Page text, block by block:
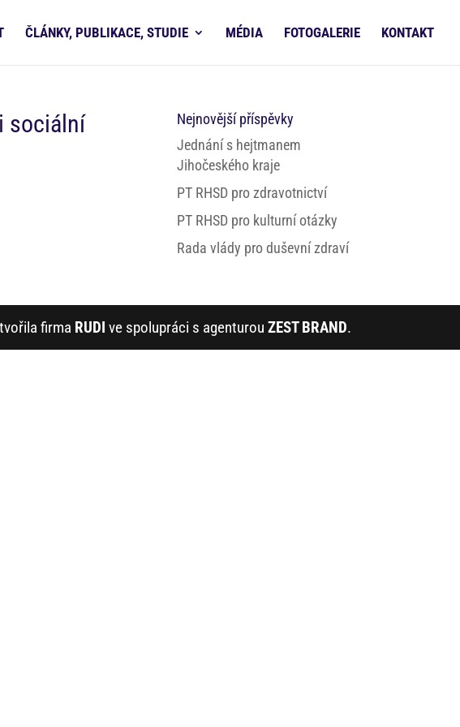
ČLÁNKY, PUBLIKACE, STUDIE MÉDIA FOTOGALERIE KONTAKT
sociální
Nejnovější příspěvky
Jednání s hejtmanem
Jihočeského kraje
PT RHSD pro zdravotnictví
PT RHSD pro kulturní otázky
Rada vlády pro duševní zdraví
firma RUDI ve spolupráci s agenturou ZEST BRAND.